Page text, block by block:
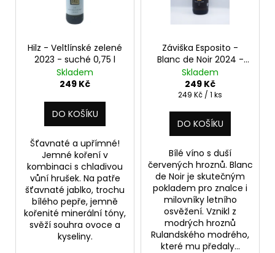
Hilz - Veltlínské zelené
2023 - suché 0,75 l
Skladem
249 Kč
DO KOŠÍKU
Šťavnaté a upřímné!
Jemné koření v
kombinaci s chladivou
vůní hrušek. Na patře
šťavnaté jablko, trochu
bílého pepře, jemně
kořenité minerální tóny,
svěží souhra ovoce a
kyseliny.
Záviška Esposito -
Blanc de Noir 2024 -
suché 0,75 l
Skladem
249 Kč
Měrná
249 Kč / 1 ks
DO KOŠÍKU
Bílé víno s duší
červených hroznů. Blanc
de Noir je skutečným
pokladem pro znalce i
milovníky letního
osvěžení. Vznikl z
modrých hroznů
Rulandského modrého,
které mu předaly...
DÁRKOVÉ
BALENÍ
LÁHVE